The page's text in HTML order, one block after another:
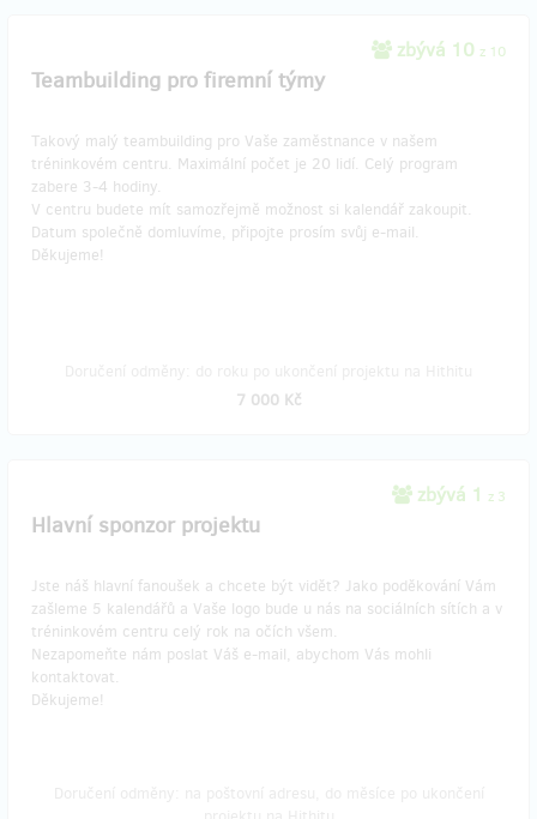
zbývá 10 z 10
Teambuilding pro firemní týmy
Takový malý teambuilding pro Vaše zaměstnance v našem
tréninkovém centru. Maximální počet je 20 lidí. Celý program
zabere 3-4 hodiny.
V centru budete mít samozřejmě možnost si kalendář zakoupit.
Datum společně domluvíme, připojte prosím svůj e-mail.
Děkujeme!
7 000 Kč
zbývá 1 z 3
Hlavní sponzor projektu
Jste náš hlavní fanoušek a chcete být vidět? Jako poděkování Vám
zašleme 5 kalendářů a Vaše logo bude u nás na sociálních sítích a v
tréninkovém centru celý rok na očích všem.
Nezapomeňte nám poslat Váš e-mail, abychom Vás mohli
kontaktovat.
Děkujeme!